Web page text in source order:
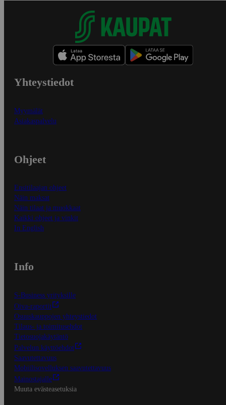
Yhteystiedot
Myymälät
Asiakaspalvelu
Ohjeet
Ensitilaajan ohjeet
Näin maksat
Näin tilaat ja muokkaat
Kaikki ohjeet ja vinkit
In English
Info
S-Business yrityksille
Oiva-raportit
Osuuskauppojen yhteystiedot
Tilaus- ja toimitusehdot
Tietosuojakäytäntö
Palvelun käyttöehdot
Saavutettavuus
Mobiilisovelluksen saavutettavuus
Mainostajalle
Muuta evästeasetuksia